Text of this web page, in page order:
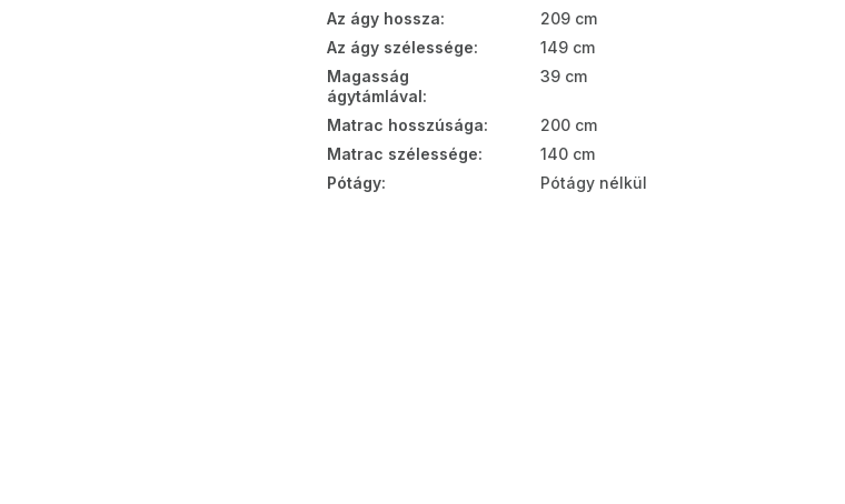
Az ágy hossza:
209 cm
Az ágy szélessége:
149 cm
Magasság
ágytámlával:
39 cm
Matrac hosszúsága:
200 cm
Matrac szélessége:
140 cm
Pótágy: Pótágy nélkül